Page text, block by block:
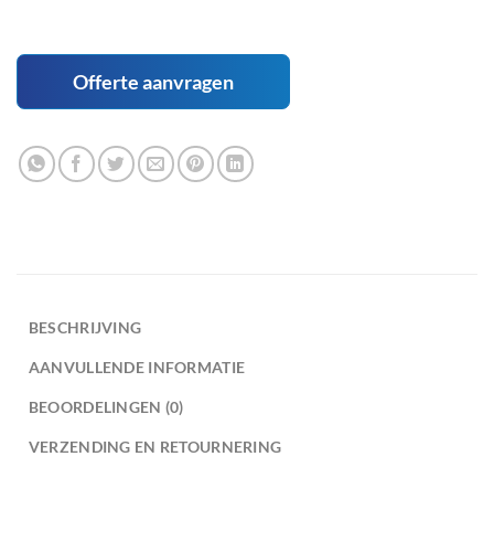
Offerte aanvragen
BESCHRIJVING
AANVULLENDE INFORMATIE
BEOORDELINGEN (0)
VERZENDING EN RETOURNERING